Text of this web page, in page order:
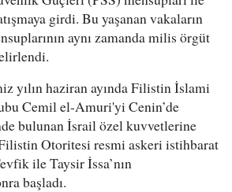
girdi. Bu yaşanan vakaların
aynı zamanda milis örgüt
yılın haziran ayında Filistin İslami
Cemil el-Amuri'yi Cenin’de
bulunan İsrail özel kuvvetlerine
Otoritesi resmi askeri istihbarat
ile Taysir İssa’nın
başladı.